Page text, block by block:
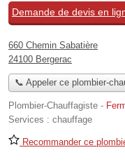
Demande de devis en
660 Chemin Sabatière
24100 Bergerac
📞 Appeler ce plombier-
Plombier-Chauffagiste -
Services : chauffage
Recommander ce